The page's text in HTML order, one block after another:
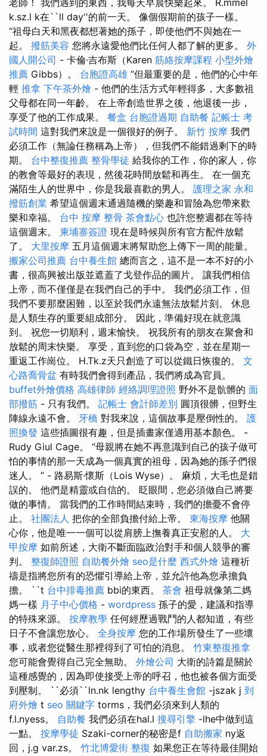
老師！ 我們遇到的東西，我每天早晨快樂起來。 R.mmel
k.sz.l k在``ll day''的前一天。 像個假期前的孩子一樣。
“祖母白天和黑夜都想著她的孫子，即使他們不與她在一
起。 撥筋美容 您將永遠愛他們比任何人都了解的更多。 外
國人開公司 - 卡倫·吉布斯（Karen 筋絡按摩課程 小型外燴
推薦 Gibbs）。 台胞證高雄 “但最重要的是，他們的心中年
輕 推拿 下午茶外燴 - 他們的生活方式年輕得多，大多數祖
父母都在同一年齡。 在上帝創造世界之後，他退後一步，
享受了他的工作成果。 餐盒 台胞證過期 自助餐 記帳士 考
試時間 這對我們來說是一個很好的例子。 新竹 按摩 我們
必須工作（無論任務稱為上帝），但我們不能錯過剩下的時
期。 台中整復推薦 整骨學徒 給我你的工作，你的家人，你
的教會等最好的表現，然後花時間放鬆和再生。 在一個充
滿陌生人的世界中，你是我最喜歡的男人。 護理之家 永和
撥筋創業 希望這個週末通過隨機的樂趣和冒險為您帶來歡
樂和幸福。 台中 按摩 整骨 茶會點心 也許您整週都在等待
這個週末。 柬埔寨簽證 現在是時候與所有官方配件放鬆
了。 大里按摩 五月這個週末將幫助您上傳下一周的能量。
搬家公司推薦 台中養生館 總而言之，這不是一本不好的小
書，很高興被出版並遮蓋了戈登作品的圖片。 讓我們相信
上帝，而不僅僅是在我們自己的手中。 我們必須工作，但
我們不要那麼困難，以至於我們永遠無法放鬆片刻。 休息
是人類生存的重要組成部分。 因此，準備好現在就意識
到。 祝您一切順利，週末愉快。 祝我所有的朋友在聚會和
放鬆的周末快樂。 享受，直到您的口袋為空，並在星期一
重返工作崗位。 H.Tk.z天只創造了可以從鐵日恢復的。 文
心路喬骨盆 有時我們會得到產品，我們將成為官員。
buffet外燴價格 高雄律師 經絡調理證照 野外不是骯髒的 面
部撥筋 - 只有我們。 記帳士 會計師差別 圓頂很髒，但野生
陣線永遠不會。 牙橋 對我來說，這個故事是壓倒性的。 護
照換發 這些插圖很有趣，但是插畫家僅適用基本顏色。 -
Rudy Giul Cage。 “母親將在她不再意識到自己的孩子做可
怕的事情的那一天成為一個真實的祖母，因為她的孫子們很
迷人。 ” - 路易斯·懷斯（Lois Wyse）。 麻煩，大毛也是錯
誤的。 他們是精靈或自信的。 眨眼間，您必須做自己將要
做的事情。 當我們的工作時間結束時，我們的擔憂不會停
止。 社團法人 把你的全部負擔付給上帝。 東海按摩 他關
心你，他是唯一一個可以從肩膀上撫養真正安慰的人。 大
甲按摩 如前所述，大衛不斷面臨政治對手和個人競爭的審
判。 整復師證照 自助餐外燴 seo是什麼 西式外燴 這種祈
禱是指將您所有的恐懼引導給上帝，並允許他為您承擔負
擔。 ``t 台中排毒推薦 bbi的東西。 茶會 祖母就像第二媽
媽一樣 月子中心價格 - wordpress 孫子的愛，建議和指導
的特殊來源。 按摩教學 任何經歷過戰鬥的人都知道，有些
日子不會讓您放心。 全身按摩 您的工作場所發生了一些壞
事，或者您從醫生那裡得到了可怕的消息。 竹東整復推拿
您可能會覺得自己完全無助。 外燴公司 大衛的詩篇是關於
這種感覺的，因為即使接受上帝的呼召，他也被各個方面受
到壓制。 ``必須``ln.nk lengthy 台中養生會館 -jszak j 到
府外燴 t seo 關鍵字 torms，我們必須來到人類的
f.l.nyess。 自助餐 我們必須在hal.l 搜尋引擎 -lhe中做到這
一點。 按摩學徒 Szaki-corner的秘密是f 自助搬家 ny返
回，j.g var.zs。 竹北博愛街 整復 如果您正在等待最佳開始